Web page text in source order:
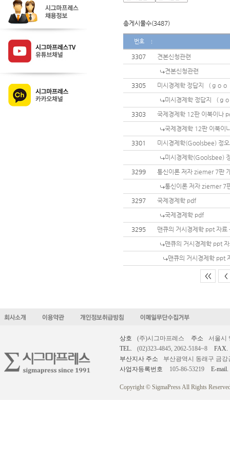
총게시물수(3487)
번호
3307
견본신청관련
견본신청관련
3305
미시경제학 정답지 （ｇｏｏ
미시경제학 정답지 （ｇ
3303
국제경제학 12판 이북이나
국제경제학 12판 이북이
3301
미시경제학(Goolsbee) 정
미시경제학(Goolsbee)
3299
통신이론 저자 ziemer 7판
통신이론 저자 ziemer 7
3297
국제경제학 pdf
국제경제학 pdf
3295
맨큐의 거시경제학 ppt 자료
맨큐의 거시경제학 ppt
맨큐의 거시경제학 ppt
<< <
상호 (주)시그마프레스 주소
서울시
TEL.
(02)323-4845, 2062-5184~8
FAX.
부산지사 주소
부산광역시 동래구 금강
사업자등록번호
105-86-53219 E-mail.
Copyright © SigmaPress All Rights